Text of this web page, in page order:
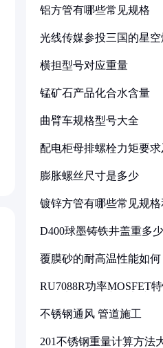
铝方管有哪些常见规格
光线传媒参投三国的星空
横担型号对应重量
锰矿石产品化合水含量
曲臂车规格型号大全
配电柜母排螺栓力矩要
膨胀螺丝尺寸是多少
镀锌方管有哪些常见规
D400球墨铸铁井盖重多少
覆膜砂的耐高温性能如何
RU7088R功率MOSFET
不锈钢通风 管道施工
201不锈钢重量计算方法